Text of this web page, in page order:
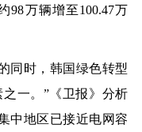
98万辆增至100.47万
时，韩国绿色转型
一。”《卫报》分析
中地区已接近电网容